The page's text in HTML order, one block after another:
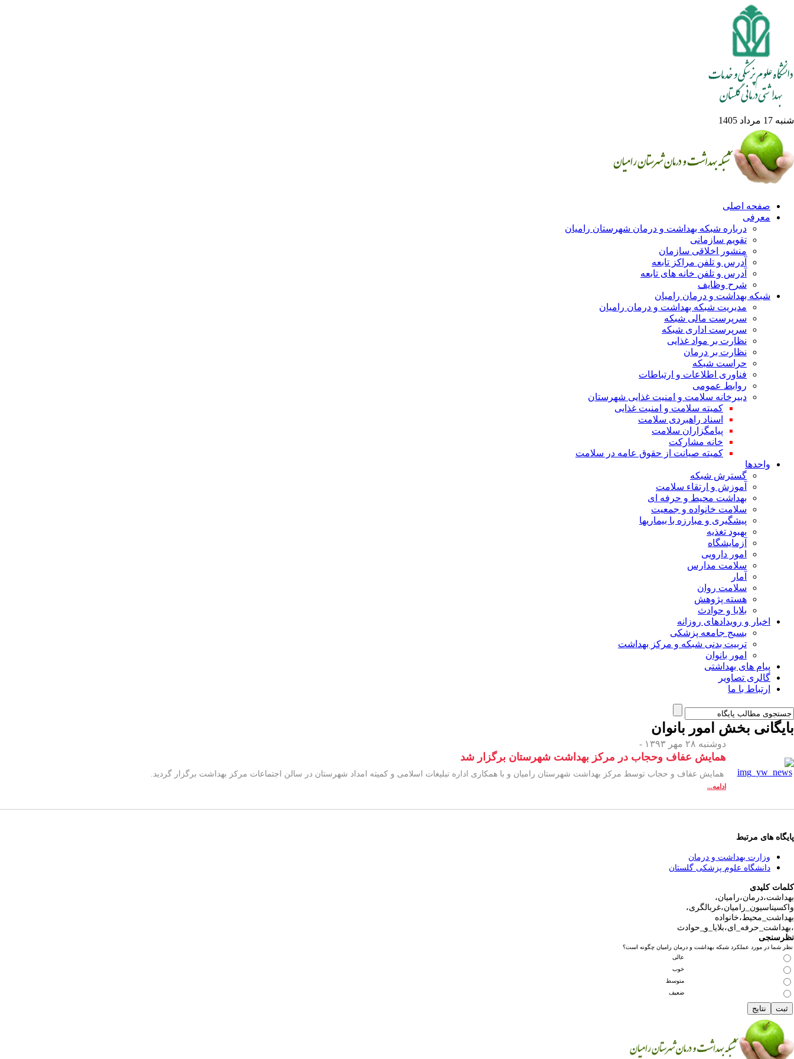
شنبه 17 مرداد 1405
صفحه اصلی
معرفی
درباره شبکه بهداشت و درمان شهرستان رامیان
تقویم سازمانی
منشور اخلاقی سازمان
آدرس و تلفن مراکز تابعه
آدرس و تلفن خانه های تابعه
شرح وظایف
شبکه بهداشت و درمان رامیان
مدیریت شبکه بهداشت و درمان رامیان
سرپرست مالی شبکه
سرپرست اداری شبکه
نظارت بر مواد غذایی
نظارت بر درمان
حراست شبکه
فناوری اطلاعات و ارتباطات
روابط عمومی
دبیرخانه سلامت و امنیت غذایی شهرستان
کمیته سلامت و امنیت غذایی
اسناد راهبردی سلامت
پیامگزاران سلامت
خانه مشارکت
کمیته صیانت از حقوق عامه در سلامت
واحدها
گسترش شبکه
آموزش و ارتقاء سلامت
بهداشت محیط و حرفه ای
سلامت خانواده و جمعیت
پیشگیری و مبارزه با بیماریها
بهبود تغذیه
آزمایشگاه
امور دارویی
سلامت مدارس
آمار
سلامت روان
هسته پژوهش
بلایا و حوادث
اخبار و رویدادهای روزانه
بسیج جامعه پزشکی
تربیت بدنی شبکه و مرکز بهداشت
امور بانوان
پیام های بهداشتی
گالری تصاویر
ارتباط با ما
بایگانی بخش امور بانوان
دوشنبه ۲۸ مهر ۱۳۹۳ -
همایش عفاف وحجاب در مرکز بهداشت شهرستان برگزار شد
همایش عفاف و حجاب توسط مرکز بهداشت شهرستان رامیان و با همکاری اداره تبلیغات اسلامی و کمیته امداد شهرستان در سالن اجتماعات مرکز بهداشت برگزار گردید.
ادامه...
پایگاه های مرتبط
وزارت بهداشت و درمان
دانشگاه علوم پزشکی گلستان
کلمات کلیدی
بهداشت،درمان،رامیان،
واکسیناسیون_رامیان،غربالگری،
بهداشت_محیط،خانواده
،بهداشت_حرفه_ای،بلایا_و_حوادث
نظرسنجی
نظر شما در مورد عملکرد شبکه بهداشت و درمان رامیان چگونه است؟
عالی
خوب
متوسط
ضعیف